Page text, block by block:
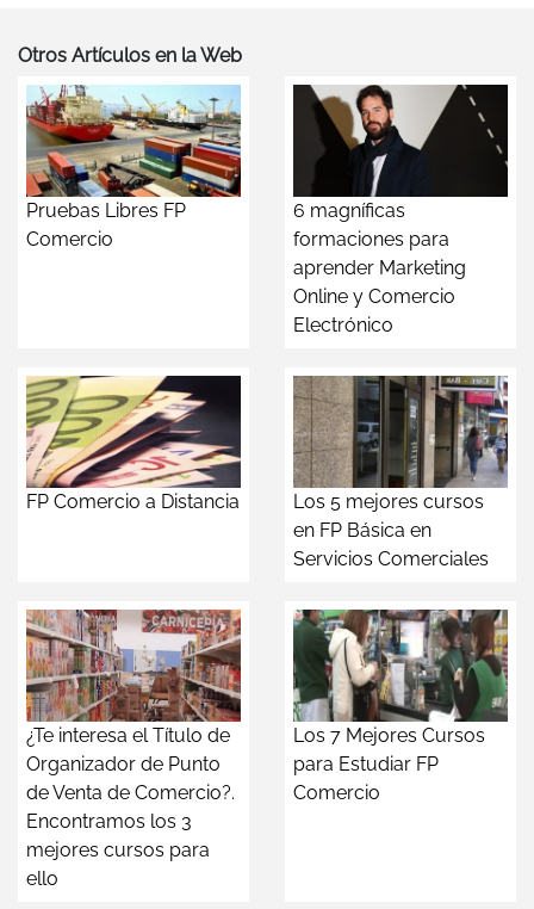
Otros Artículos en la Web
Pruebas Libres FP
Comercio
6 magníficas
formaciones para
aprender Marketing
Online y Comercio
Electrónico
FP Comercio a Distancia
Los 5 mejores cursos
en FP Básica en
Servicios Comerciales
¿Te interesa el Título de
Organizador de Punto
de Venta de Comercio?.
Encontramos los 3
mejores cursos para
ello
Los 7 Mejores Cursos
para Estudiar FP
Comercio